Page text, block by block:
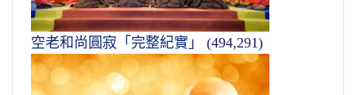
空老和尚圓寂「完整紀實」 (494,291)